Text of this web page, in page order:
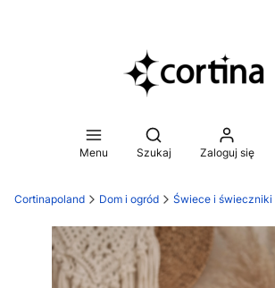
Menu
Otwórz wyszukiwarkę
Szukaj Zaloguj się
Cortinapoland Dom i ogród Świece i świeczniki